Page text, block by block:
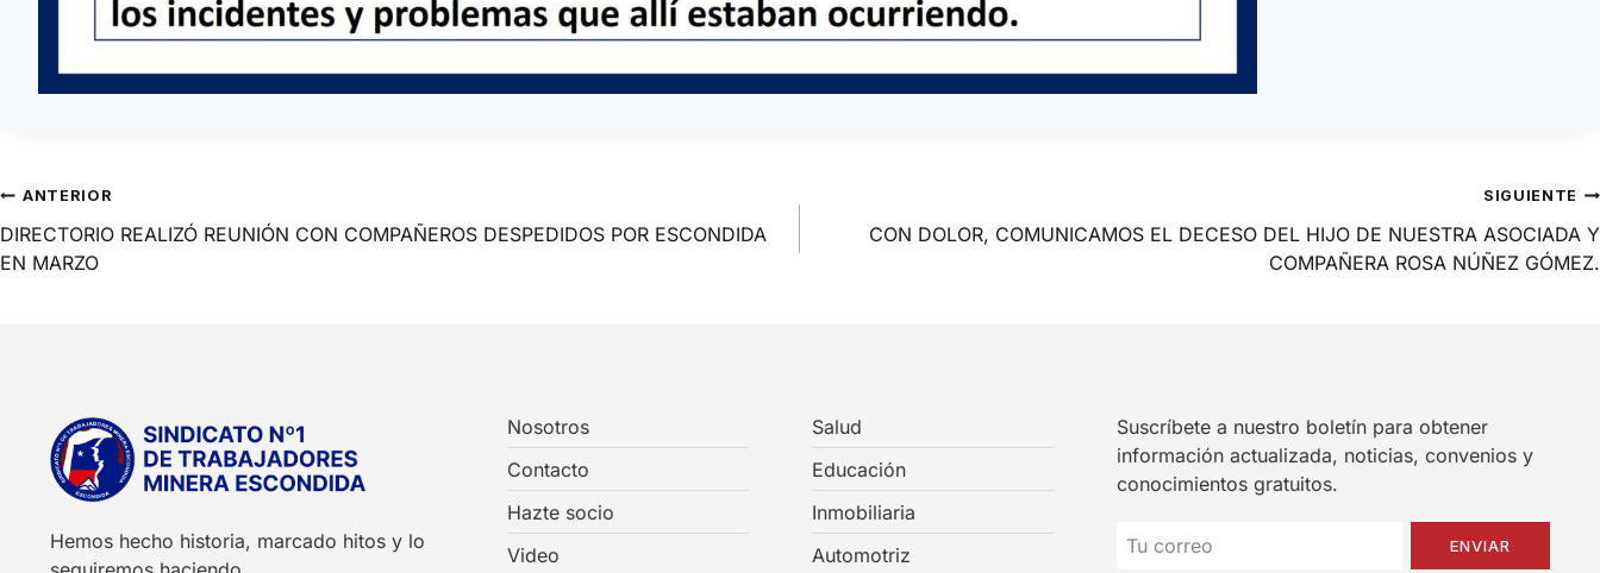
ANTERIOR
DIRECTORIO REALIZÓ REUNIÓN CON COMPAÑEROS DESPEDIDOS POR ESCONDIDA
EN MARZO
SIGUIENTE
CON DOLOR, COMUNICAMOS EL DECESO DEL HIJO DE NUESTRA ASOCIADA Y
COMPAÑERA ROSA NÚÑEZ GÓMEZ.
Hemos hecho historia, marcado hitos y lo
Nosotros
Contacto
Hazte socio
Video
Salud
Educación
Inmobiliaria
Automotriz
Suscríbete a nuestro boletín para obtener
información actualizada, noticias, convenios y
conocimientos gratuitos.
ENVIAR